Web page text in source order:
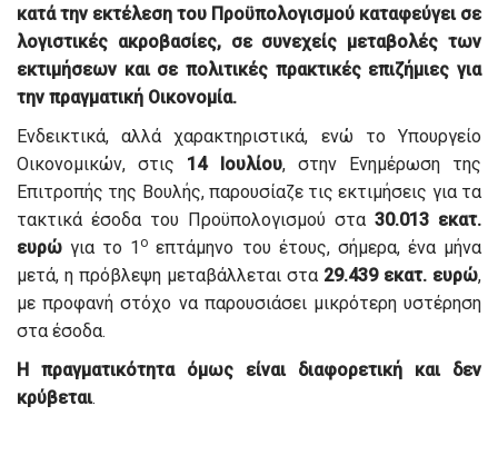
κατά την εκτέλεση του Προϋπολογισμού καταφεύγει σε
λογιστικές ακροβασίες, σε συνεχείς μεταβολές των
εκτιμήσεων και σε πολιτικές πρακτικές επιζήμιες για
την πραγματική Οικονομία.
Ενδεικτικά, αλλά χαρακτηριστικά, ενώ το Υπουργείο
Οικονομικών, στις 14 Ιουλίου, στην Ενημέρωση της
Επιτροπής της Βουλής, παρουσίαζε τις εκτιμήσεις για τα
τακτικά έσοδα του Προϋπολογισμού στα 30.013 εκατ.
ευρώ για το 1 ο επτάμηνο του έτους, σήμερα, ένα μήνα
μετά, η πρόβλεψη μεταβάλλεται στα 29.439 εκατ. ευρώ,
με προφανή στόχο να παρουσιάσει μικρότερη υστέρηση
στα έσοδα.
Η πραγματικότητα όμως είναι διαφορετική και δεν
κρύβεται.